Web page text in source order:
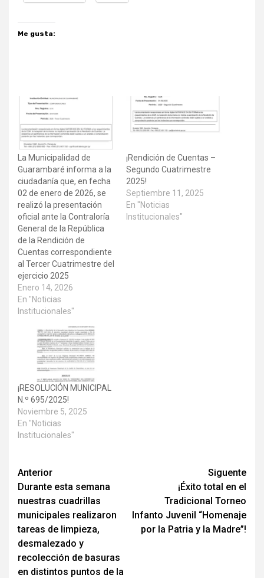
Me gusta:
La Municipalidad de
Guarambaré informa a la
ciudadanía que, en fecha
02 de enero de 2026, se
realizó la presentación
oficial ante la Contraloría
General de la República
de la Rendición de
Cuentas correspondiente
al Tercer Cuatrimestre del
ejercicio 2025
Enero 14, 2026
En "Noticias
Institucionales"
¡Rendición de Cuentas –
Segundo Cuatrimestre
2025!
Septiembre 11, 2025
En "Noticias
Institucionales"
¡RESOLUCIÓN MUNICIPAL
N.º 695/2025!
Noviembre 5, 2025
En "Noticias
Institucionales"
Anterior
Durante esta semana
nuestras cuadrillas
municipales realizaron
tareas de limpieza,
desmalezado y
recolección de basuras
en distintos puntos de la
Siguente
¡Éxito total en el
Tradicional Torneo
Infanto Juvenil “Homenaje
por la Patria y la Madre”!